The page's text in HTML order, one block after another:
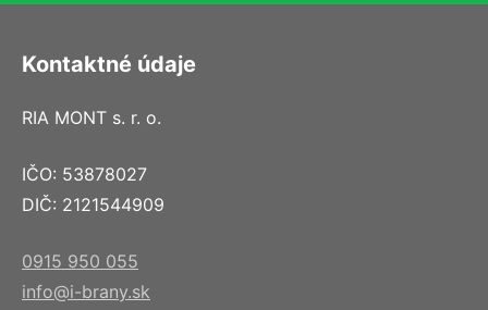
Kontaktné údaje
RIA MONT s. r. o.
IČO: 53878027
DIČ: 2121544909
0915 950 055
info@i-brany.sk